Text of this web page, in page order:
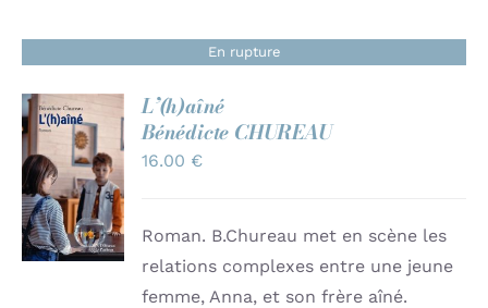
En rupture
Note4.86sur
5
DÉTAILS
L’(h)aîné
Bénédicte CHUREAU
16.00 €
Roman. B.Chureau met en scène les
relations complexes entre une jeune
femme, Anna, et son frère aîné.